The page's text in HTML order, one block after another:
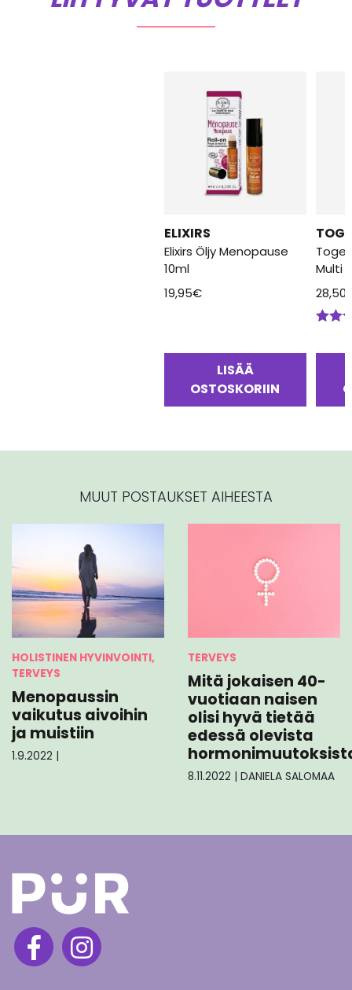
ELIXIRS
Elixirs Öljy Menopause
10ml
19,95€
LISÄÄ
OSTOSKORIIN
Multi
28,50
MUUT POSTAUKSET AIHEESTA
HOLISTINEN HYVINVOINTI,
TERVEYS
Menopaussin
vaikutus aivoihin
ja muistiin
1.9.2022 |
TERVEYS
Mitä jokaisen 40-
vuotiaan naisen
olisi hyvä tietää
edessä olevista
8.11.2022 | DANIELA SALOMAA